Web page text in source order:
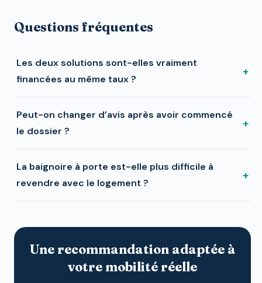
Questions fréquentes
Les deux solutions sont-elles vraiment
financées au même taux ?
+
Peut-on changer d’avis après avoir commencé
le dossier ?
+
La baignoire à porte est-elle plus difficile à
revendre avec le logement ?
+
Une recommandation adaptée à
votre mobilité réelle